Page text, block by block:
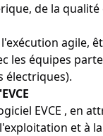
de la
agile,
les équipes
électriques).
EVCE , en
et à